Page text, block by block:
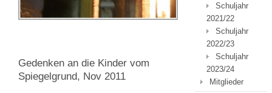
Gedenken an die Kinder vom
Spiegelgrund, Nov 2011
Schuljahr
2021/22
Schuljahr
2022/23
Schuljahr
2023/24
Mitglieder